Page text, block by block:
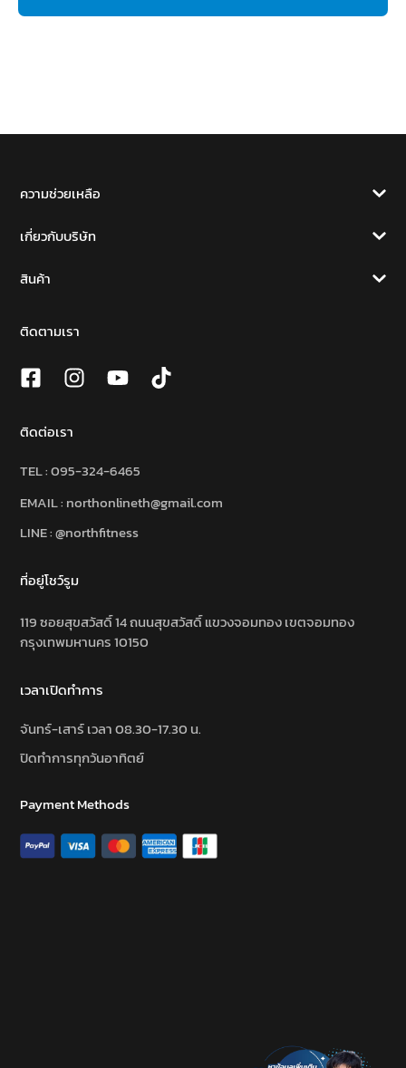
ความช่วยเหลือ
เกี่ยวกับบริษัท
สินค้า
ติดตามเรา
ติดต่อเรา
TEL :095-324-6465
EMAIL : northonlineth@gmail.com
LINE : @northfitness
ที่อยู่โชว์รูม
119 ซอยสุขสวัสดิ์ 14 ถนนสุขสวัสดิ์ แขวงจอมทอง เขตจอมทอง
กรุงเทพมหานคร 10150
เวลาเปิดทำการ
จันทร์-เสาร์ เวลา 08.30-17.30 น.
ปิดทำการทุกวันอาทิตย์
Payment Methods